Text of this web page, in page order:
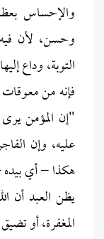
والإحساس
وحسن، لأن
التوبة، وداع
فإنه من
"إن المؤمن
عليه، وإن
هكذا – أي
يظن العبد أن
المغفرة، أو